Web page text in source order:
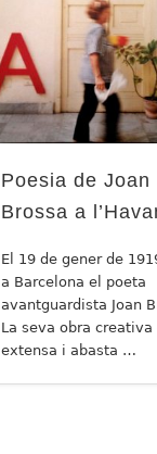
Poesia de Joan
Brossa a
El 19 de gener de
a Barcelona el poeta
avantguardista Joan
La seva obra creativa
extensa i abasta …